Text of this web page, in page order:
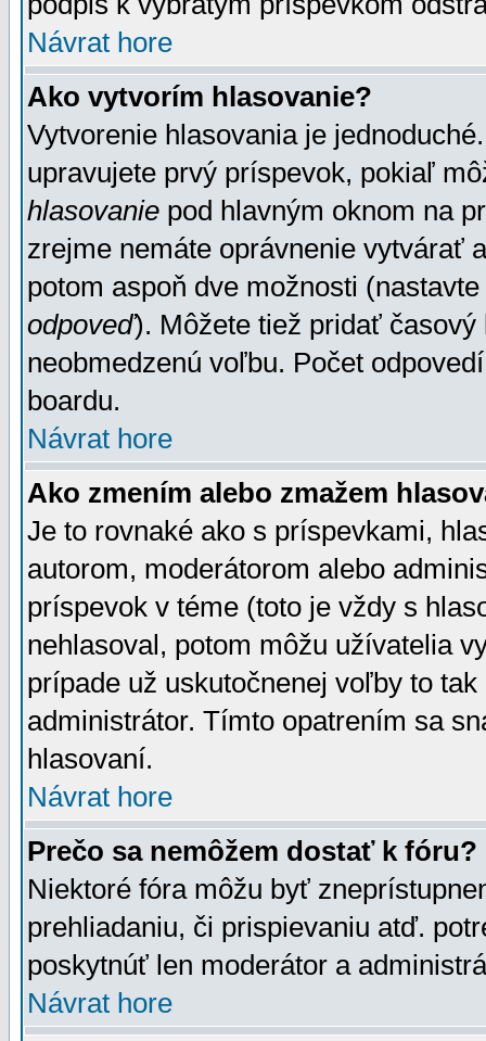
Návrat hore
Ako vytvorím hlasovanie?
Vytvorenie hlasovania je
upravujete prvý príspevok, pokiaľ
hlasovanie pod hlavným oknom na
zrejme nemáte oprávnenie vytvárať
potom aspoň dve možnosti
odpoveď). Môžete tiež pridať
neobmedzenú voľbu. Počet
boardu.
Návrat hore
Ako zmením alebo zmažem
Je to rovnaké ako s príspevkami,
autorom, moderátorom alebo
príspevok v téme (toto je vždy s
nehlasoval, potom môžu užívatelia
prípade už uskutočnenej voľby to
administrátor. Tímto opatrením sa
hlasovaní.
Návrat hore
Prečo sa nemôžem dostať k fóru?
Niektoré fóra môžu byť
prehliadaniu, či prispievaniu atď.
poskytnúť len moderátor a
Návrat hore